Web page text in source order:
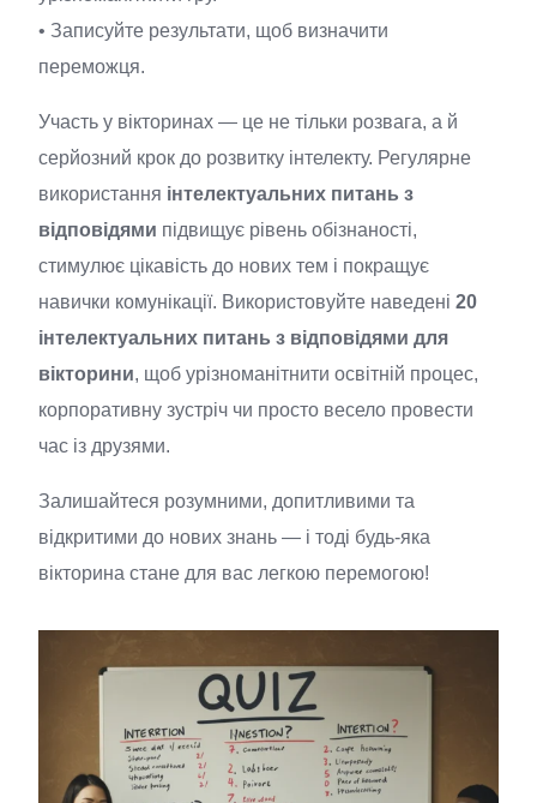
• Записуйте результати, щоб визначити
переможця.
Участь у вікторинах — це не тільки розвага, а й
серйозний крок до розвитку інтелекту. Регулярне
використання інтелектуальних питань з
відповідями підвищує рівень обізнаності,
стимулює цікавість до нових тем і покращує
навички комунікації. Використовуйте наведені 20
інтелектуальних питань з відповідями для
вікторини, щоб урізноманітнити освітній процес,
корпоративну зустріч чи просто весело провести
час із друзями.
Залишайтеся розумними, допитливими та
відкритими до нових знань — і тоді будь-яка
вікторина стане для вас легкою перемогою!